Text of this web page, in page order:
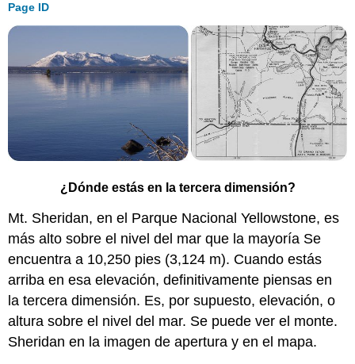
Page ID
¿Dónde estás en la tercera dimensión?
Mt. Sheridan, en el Parque Nacional Yellowstone, es
más alto sobre el nivel del mar que la mayoría Se
encuentra a 10,250 pies (3,124 m). Cuando estás
arriba en esa elevación, definitivamente piensas en
la tercera dimensión. Es, por supuesto, elevación, o
altura sobre el nivel del mar. Se puede ver el monte.
Sheridan en la imagen de apertura y en el mapa.